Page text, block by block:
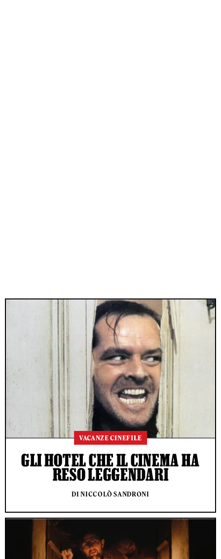
VACANZE CINEFILE
GLI HOTEL CHE IL CINEMA HA
RESO LEGGENDARI
DI NICCOLÒ SANDRONI